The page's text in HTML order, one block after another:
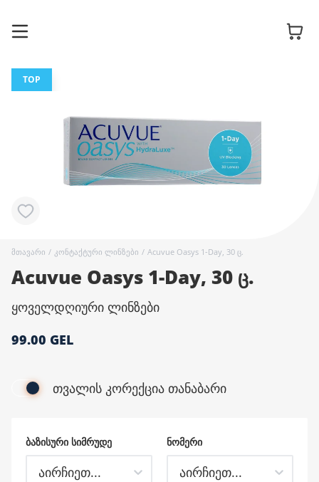
TOP
მთავარი / კონტაქტური ლინზები / Acuvue Oasys 1-Day, 30 ც.
Acuvue Oasys 1-Day, 30 ც.
ყოველდღიური ლინზები
99.00 GEL
თვალის კორექცია თანაბარი
ᲑᲐᲖᲘᲡᲣᲠᲘ ᲡᲘᲛᲠᲣᲓᲔ
აირჩიეთ...
ᲜᲝᲛᲔᲠᲘ
აირჩიეთ...
სათვალის
სათვალეები
ლინზები
აქსესუარები